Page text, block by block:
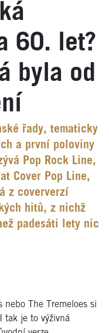
60. let?
byla od
řady, tematicky
a první poloviny
Pop Rock Line,
Cover Pop Line,
z coververzí
hitů, z nichž
padesáti lety nic
nebo The Tremeloes si
tak je to výživná